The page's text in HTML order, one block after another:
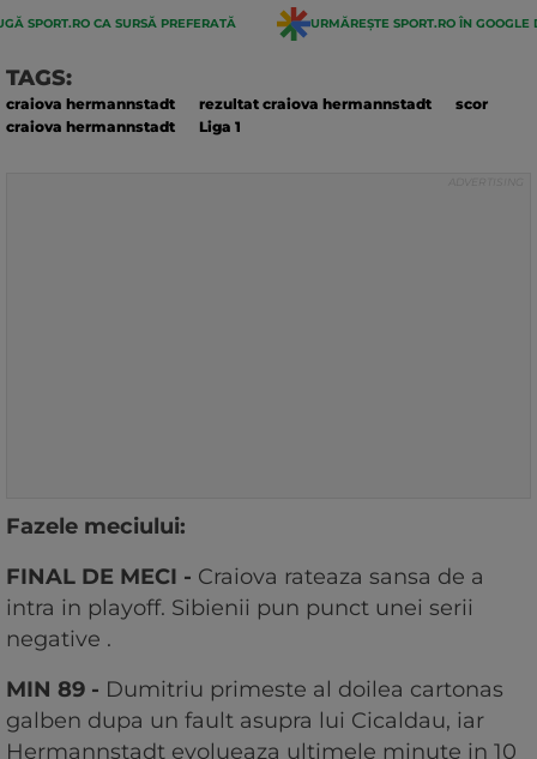
SPORT.RO CA SURSĂ PREFERATĂ URMĂREȘTE SPORT.RO ÎN GOOGLE
TAGS:
craiova hermannstadt rezultat craiova hermannstadt
scor
craiova hermannstadt
Liga 1
Fazele meciului:
FINAL DE MECI - Craiova rateaza sansa de a
intra in playoff. Sibienii pun punct unei serii
negative .
MIN 89 - Dumitriu primeste al doilea cartonas
galben dupa un fault asupra lui Cicaldau, iar
Hermannstadt evolueaza ultimele minute in 10